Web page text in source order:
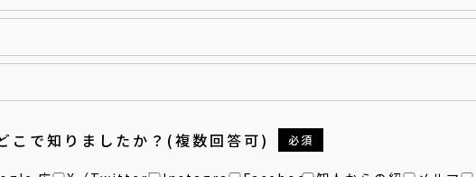
で知りましたか？(複数回答可) 必須